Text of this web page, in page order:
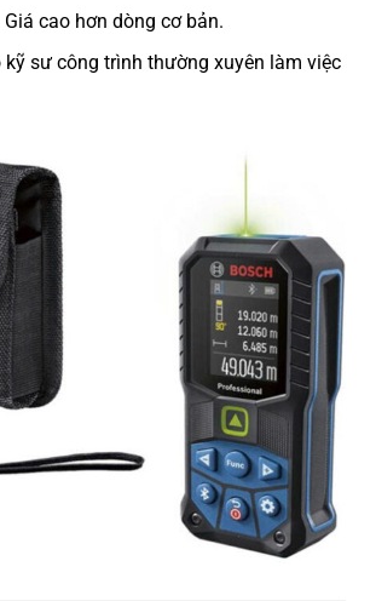
cao hơn dòng cơ bản.
kỹ sư công trình thường xuyên làm việc